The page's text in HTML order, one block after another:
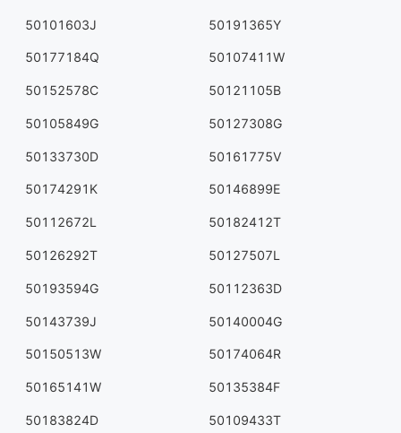
50101603J 50191365Y
50177184Q 50107411W
50152578C 50121105B
50105849G 50127308G
50133730D 50161775V
50174291K 50146899E
50112672L 50182412T
50126292T 50127507L
50193594G 50112363D
50143739J 50140004G
50150513W 50174064R
50165141W 50135384F
50183824D 50109433T